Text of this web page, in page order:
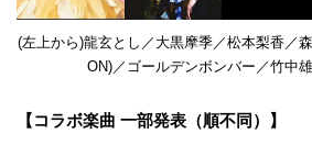
(左上から)龍玄とし／大黒摩季／松本梨香／
ON)／ゴールデンボンバー／竹中
【コラボ楽曲 一部発表（順不同）】